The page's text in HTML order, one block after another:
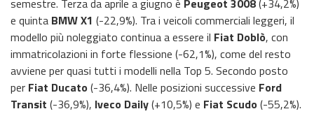
semestre. Terza da aprile a giugno è Peugeot 3008(+34,2%)
e quinta BMW X1 (-22,9%). Tra i veicoli commerciali leggeri, il
modello più noleggiato continua a essere il Fiat Doblò, con
immatricolazioni in forte flessione (-62,1%), come del resto
avviene per quasi tutti i modelli nella Top 5. Secondo posto
per Fiat Ducato (-36,4%). Nelle posizioni successive Ford
Transit (-36,9%), Iveco Daily(+10,5%) e Fiat Scudo (-55,2%).